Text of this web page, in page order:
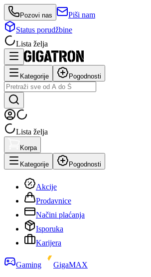
Pozovi nas
Piši nam
Status porudžbine
Lista želja
Kategorije Pogodnosti
Lista želja
Korpa
Kategorije Pogodnosti
Akcije
Prodavnice
Načini plaćanja
Isporuka
Karijera
Gaming
GigaMAX